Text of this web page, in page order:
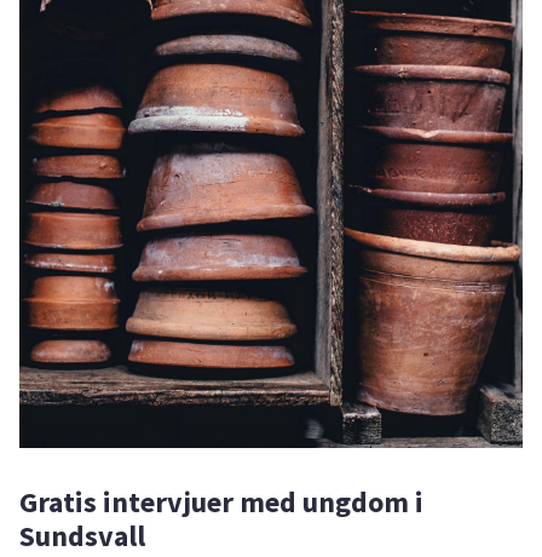
Gratis intervjuer med ungdom i
Sundsvall